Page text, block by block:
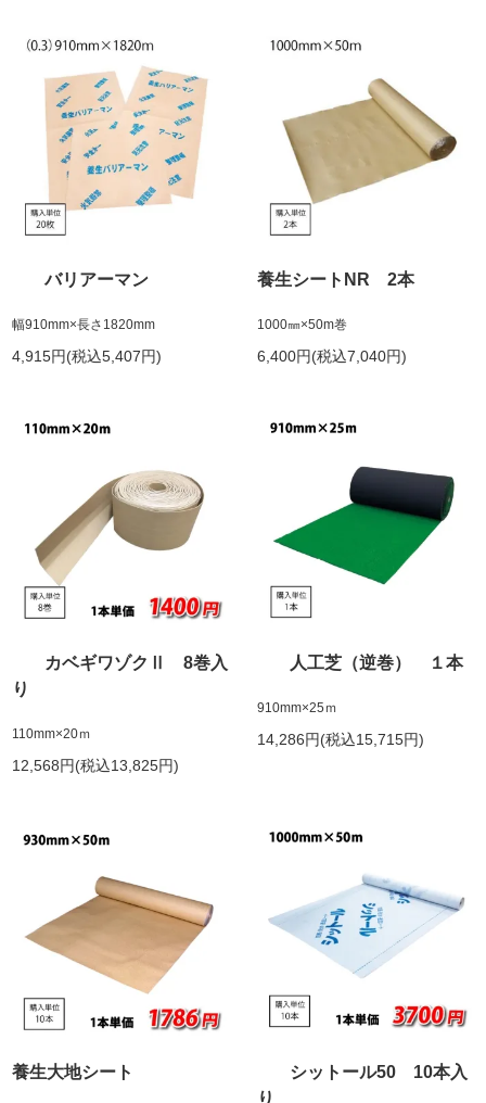
バリアーマン
幅910mm×長さ1820mm
4,915円(税込5,407円)
養生シートNR 2本
1000㎜×50m巻
6,400円(税込7,040円)
カベギワゾクⅡ 8巻入
り
110mm×20ｍ
12,568円(税込13,825円)
人工芝（逆巻） １本
910mm×25ｍ
14,286円(税込15,715円)
養生大地シート
シットール50 10本入
り